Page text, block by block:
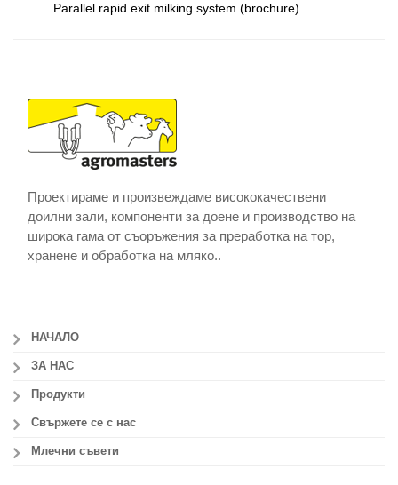
Parallel rapid exit milking system (brochure)
Проектираме и произвеждаме висококачествени
доилни зали, компоненти за доене и производство на
широка гама от съоръжения за преработка на тор,
хранене и обработка на мляко..
НАЧАЛО
ЗА НАС
Продукти
Свържете се с нас
Млечни съвети